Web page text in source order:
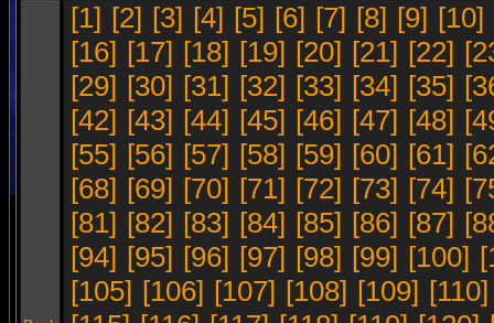
[1] [2] [3] [4] [5] [6] [7] [8] [9] [10]
[16] [17] [18] [19] [20] [21] [22]
[29] [30] [31] [32] [33] [34] [35]
[42] [43] [44] [45] [46] [47] [48]
[55] [56] [57] [58] [59] [60] [61]
[68] [69] [70] [71] [72] [73] [74]
[81] [82] [83] [84] [85] [86] [87]
[94] [95] [96] [97] [98] [99] [100]
[105] [106] [107] [108] [109] [110]